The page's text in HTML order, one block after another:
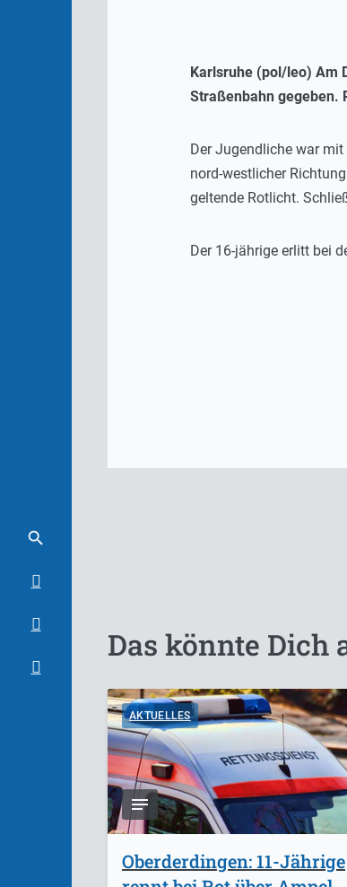
Karlsruhe (pol/leo) Am
Straßenbahn gegeben.
Der Jugendliche war
nord-westlicher
geltende Rotlicht.
Der 16-jährige erlitt bei
Das könnte Dich
AKTUELLES
Oberderdingen: 11-Jährige